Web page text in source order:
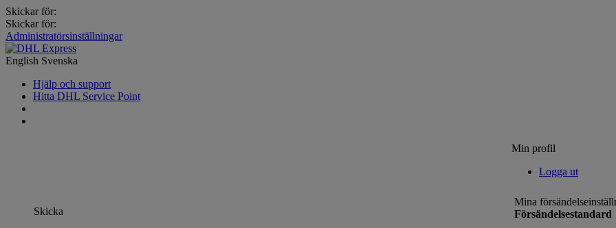
Skickar för:
Skickar för:
Administratörsinställningar
English Svenska
Hjälp och support
Hitta DHL Service Point
Min profil
Logga ut
Skicka
Mina
Försändelsestandard